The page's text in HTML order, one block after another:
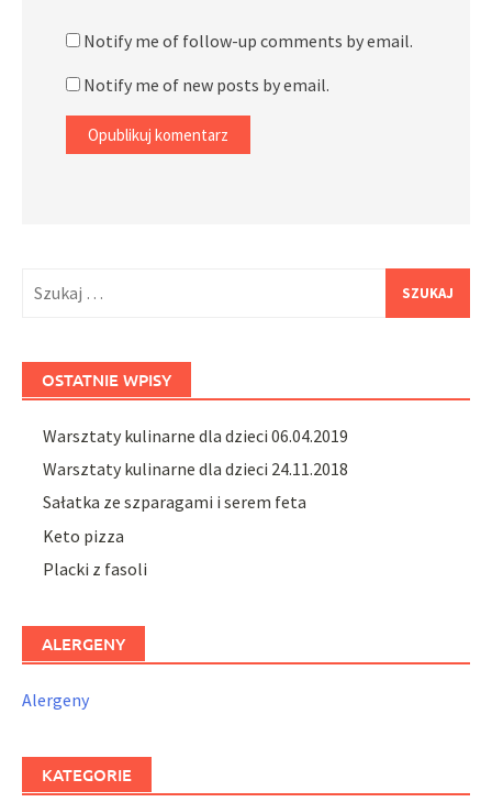
Notify me of follow-up comments by email.
Notify me of new posts by email.
OSTATNIE WPISY
Warsztaty kulinarne dla dzieci 06.04.2019
Warsztaty kulinarne dla dzieci 24.11.2018
Sałatka ze szparagami i serem feta
Keto pizza
Placki z fasoli
ALERGENY
Alergeny
KATEGORIE